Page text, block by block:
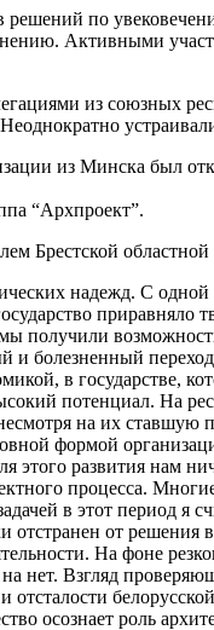
по
Активными
из союзных
из Минска был
“Архпроект”.
Брестской
надежд. С одной
получили
болезненный
в государстве,
потенциал. На
на их ставшую
формой
этого развития нам
процесса.
в этот период я
от
На фоне
нет. Взгляд
отсталости
осознает роль